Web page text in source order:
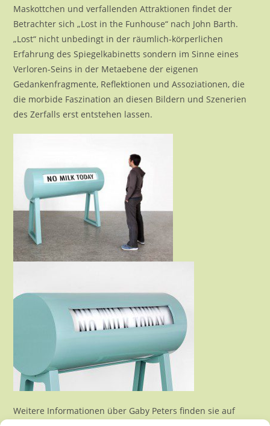
Maskottchen und verfallenden Attraktionen findet der
Betrachter sich „Lost in the Funhouse“ nach John Barth.
„Lost“ nicht unbedingt in der räumlich-körperlichen
Erfahrung des Spiegelkabinetts sondern im Sinne eines
Verloren-Seins in der Metaebene der eigenen
Gedankenfragmente, Reflektionen und Assoziationen, die
die morbide Faszination an diesen Bildern und Szenerien
des Zerfalls erst entstehen lassen.
Weitere Informationen über Gaby Peters finden sie auf